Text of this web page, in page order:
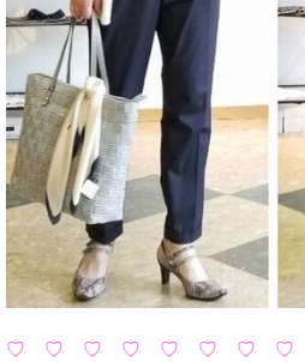
♡ ♡ ♡ ♡ ♡ ♡ ♡ ♡